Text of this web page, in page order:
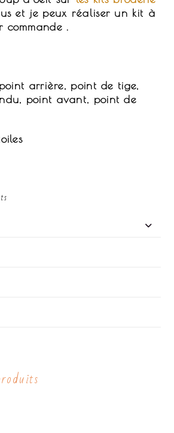
et je peux réaliser un kit à
commande .
arrière, point de tige,
point avant, point de